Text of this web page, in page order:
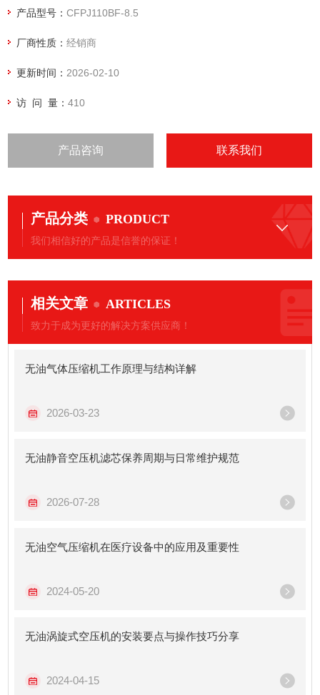
机事业、真空机器事业于2004年正式进入竞争 激烈的中国市
变的市场环 境中技术创新，响应用户需求。
产品型号：CFPJ110BF-8.5
厂商性质：经销商
更新时间： 2026-02-10
访 问 量：410
产品咨询 联系我们
产品分类 PRODUCT
我们相信好的产品是信誉的保证！
相关文章 ARTICLES
致力于成为更好的解决方案供应商！
无油气体压缩机工作原理与结构详解
2026-03-23
无油静音空压机滤芯保养周期与日常维护规范
2026-07-28
无油空气压缩机在医疗设备中的应用及重要性
2024-05-20
无油涡旋式空压机的安装要点与操作技巧分享
2024-04-15